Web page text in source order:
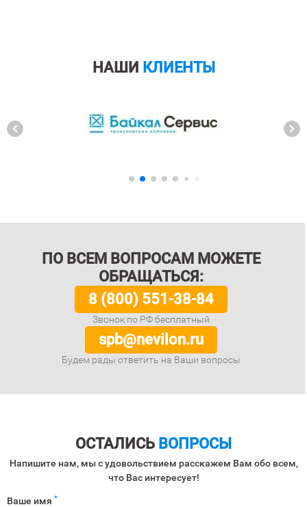
НАШИ КЛИЕНТЫ
ПО ВСЕМ ВОПРОСАМ МОЖЕТЕ
ОБРАЩАТЬСЯ:
8 (800) 551-38-84
Звонок по РФ бесплатный
spb@nevilon.ru
Будем рады ответить на Ваши вопросы
ОСТАЛИСЬ ВОПРОСЫ
Напишите нам, мы с удовольствием расскажем Вам обо всем,
что Вас интересует!
Ваше имя *